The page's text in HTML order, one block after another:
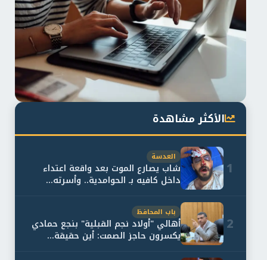
الأكثر مشاهدة
1
العدسة
شاب يصارع الموت بعد واقعة اعتداء
داخل كافيه بـ الحوامدية.. وأسرته...
2
باب المحافظ
أهالي "أولاد نجم القبلية" بنجع حمادي
يكسرون حاجز الصمت: أين حقيقة...